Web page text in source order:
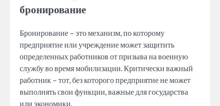
бронирование
Бронирование – это механизм, по которому
предприятие или учреждение может защитить
определенных работников от призыва на военную
службу во время мобилизации. Критически важный
работник – тот, без которого предприятие не может
выполнять свои функции, важные для государства
или экономики.